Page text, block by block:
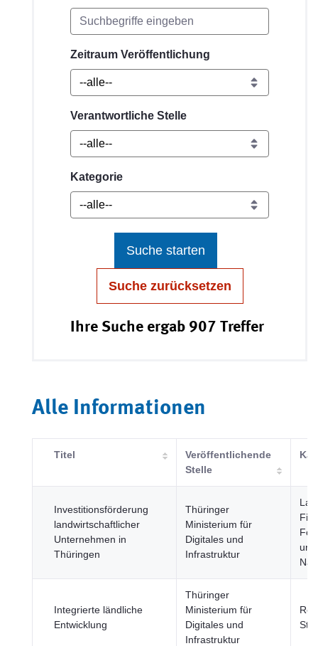
Zeitraum Veröffentlichung
Verantwortliche Stelle
Kategorie
Suche starten
Suche zurücksetzen
Ihre Suche ergab 907 Treffer
Alle Informationen
Titel
Veröffentlichende
Stelle
Investitionsförderung
landwirtschaftlicher
Unternehmen in
Thüringen
Thüringer
Ministerium für
Digitales und
Infrastruktur
und
Integrierte ländliche
Entwicklung
Thüringer
Ministerium für
Digitales und
Infrastruktur